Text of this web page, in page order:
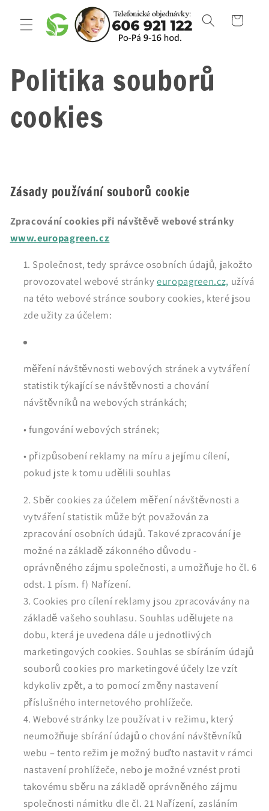
obsahu
Košík
Politika souborů
cookies
Zásady používání souborů cookie
Zpracování cookies při návštěvě webové stránky
www.europagreen.cz
Společnost, tedy správce osobních údajů, jakožto
provozovatel webové stránkyeuropagreen.cz, užívá
na této webové stránce soubory cookies, které jsou
zde užity za účelem:
měření návštěvnosti webových stránek a vytváření
statistik týkající se návštěvnosti a chování
návštěvníků na webových stránkách;
• fungování webových stránek;
• přizpůsobení reklamy na míru a jejímu cílení,
pokud jste k tomu udělili souhlas
Sběr cookies za účelem měření návštěvnosti a
vytváření statistik může být považován za
zpracování osobních údajů. Takové zpracování je
možné na základě zákonného důvodu -
oprávněného zájmu společnosti, a umožňuje ho čl. 6
odst. 1 písm. f) Nařízení.
Cookies pro cílení reklamy jsou zpracovávány na
základě vašeho souhlasu. Souhlas udělujete na
dobu, která je uvedena dále u jednotlivých
marketingových cookies. Souhlas se sbíráním údajů
souborů cookies pro marketingové účely lze vzít
kdykoliv zpět, a to pomocí změny nastavení
příslušného internetového prohlížeče.
Webové stránky lze používat i v režimu, který
neumožňuje sbírání údajů o chování návštěvníků
webu – tento režim je možný buďto nastavit v rámci
nastavení prohlížeče, nebo je možné vznést proti
takovému sběru na základě oprávněného zájmu
společnosti námitku dle čl. 21 Nařízení, zasláním